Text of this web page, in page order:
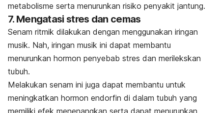
metabolisme serta menurunkan risiko penyakit jantung.
7. Mengatasi stres dan cemas
Senam ritmik dilakukan dengan menggunakan iringan
musik. Nah, iringan musik ini dapat membantu
menurunkan hormon penyebab stres dan merilekskan
tubuh.
Melakukan senam ini juga dapat membantu untuk
meningkatkan hormon endorfin di dalam tubuh yang
memiliki efek menenangkan serta dapat menurunkan